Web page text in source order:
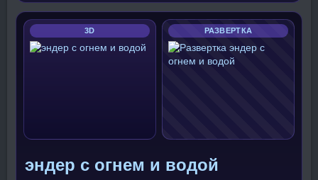
3D РАЗВЕРТКА
эндер с огнем и водой